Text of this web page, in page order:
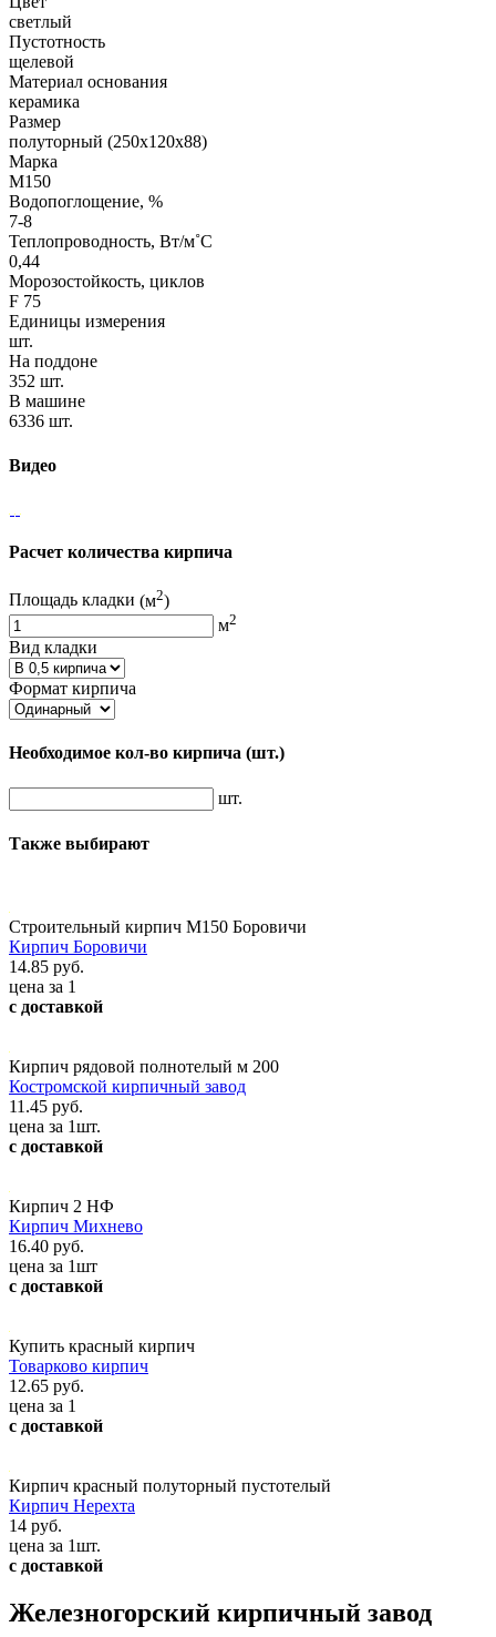
светлый
Пустотность
щелевой
Материал основания
керамика
Размер
полуторный (250х120х88)
Марка
М150
Водопоглощение, %
7-8
Теплопроводность, Вт/м˚С
0,44
Морозостойкость, циклов
F 75
Единицы измерения
шт.
На поддоне
352 шт.
В машине
6336 шт.
Видео
Расчет количества кирпича
Площадь кладки (м2)
м2
Вид кладки
Формат кирпича
Необходимое кол-во кирпича (шт.)
шт.
Также выбирают
Строительный кирпич М150 Боровичи
Кирпич Боровичи
14.85 руб.
цена за 1
с доставкой
Кирпич рядовой полнотелый м 200
Костромской кирпичный завод
11.45 руб.
цена за 1шт.
с доставкой
Кирпич 2 НФ
Кирпич Михнево
16.40 руб.
цена за 1шт
с доставкой
Купить красный кирпич
Товарково кирпич
12.65 руб.
цена за 1
с доставкой
Кирпич красный полуторный пустотелый
Кирпич Нерехта
14 руб.
цена за 1шт.
с доставкой
Железногорский кирпичный завод